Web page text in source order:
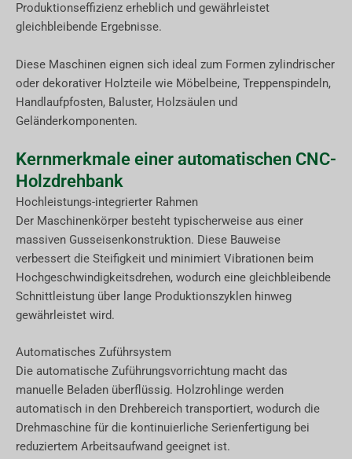
Produktionseffizienz erheblich und gewährleistet
gleichbleibende Ergebnisse.
Diese Maschinen eignen sich ideal zum Formen zylindrischer
oder dekorativer Holzteile wie Möbelbeine, Treppenspindeln,
Handlaufpfosten, Baluster, Holzsäulen und
Geländerkomponenten.
Kernmerkmale einer automatischen CNC-
Holzdrehbank
Hochleistungs-integrierter Rahmen
Der Maschinenkörper besteht typischerweise aus einer
massiven Gusseisenkonstruktion. Diese Bauweise
verbessert die Steifigkeit und minimiert Vibrationen beim
Hochgeschwindigkeitsdrehen, wodurch eine gleichbleibende
Schnittleistung über lange Produktionszyklen hinweg
gewährleistet wird.
Automatisches Zuführsystem
Die automatische Zuführungsvorrichtung macht das
manuelle Beladen überflüssig. Holzrohlinge werden
automatisch in den Drehbereich transportiert, wodurch die
Drehmaschine für die kontinuierliche Serienfertigung bei
reduziertem Arbeitsaufwand geeignet ist.